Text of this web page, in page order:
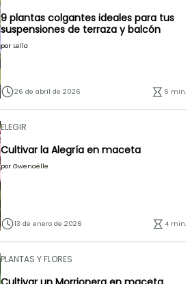
9 plantas colgantes ideales para tus
suspensiones de terraza y balcón
por Leïla
26 de abril de 2026 6 min.
ELEGIR
Cultivar la Alegría en maceta
por Gwenaëlle
13 de enero de 2026 4 min.
PLANTAS Y FLORES